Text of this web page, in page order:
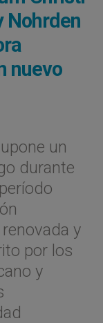
Nohrden
nuevo
un
durante
y
por los
y